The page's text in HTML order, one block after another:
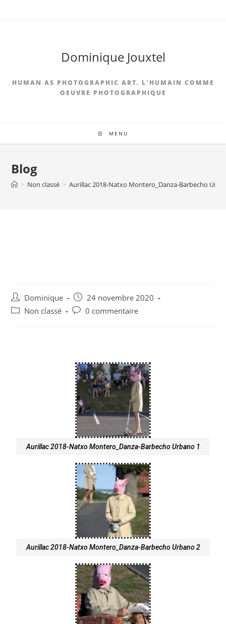
Dominique Jouxtel
HUMAN AS PHOTOGRAPHIC ART. L'HUMAIN COMME
OEUVRE PHOTOGRAPHIQUE
MENU
Blog
> Non classé > Aurillac 2018-Natxo Montero_Danza-Barbecho
Dominique
24 novembre 2020
Non classé
0 commentaire
Aurillac 2018-Natxo Montero_Danza-Barbecho Urbano 1
Aurillac 2018-Natxo Montero_Danza-Barbecho Urbano 2